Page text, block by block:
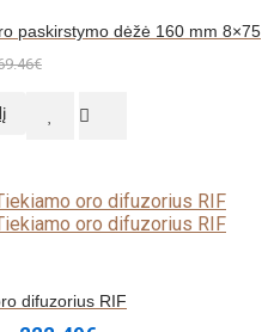
paskirstymo dėžė 160 mm 8×75
€
difuzorius RIF